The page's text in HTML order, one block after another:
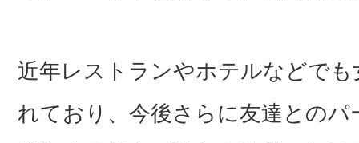
近年レストランやホテルなどで
れており、今後さらに友達との